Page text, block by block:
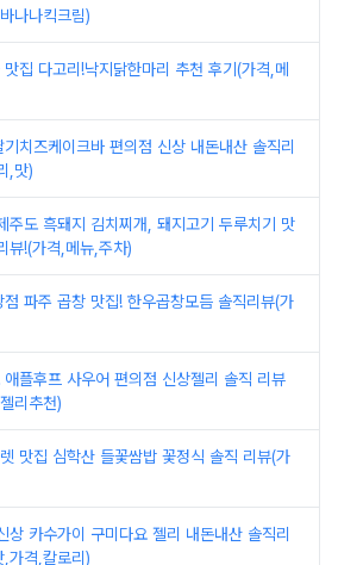
나나킥크림)
집 다고리!낙지닭한마리 추천 후기(가격,메
치즈케이크바 편의점 신상 내돈내산 솔직리
,맛)
주도 흑돼지 김치찌개, 돼지고기 두루치기 맛
뷰!(가격,메뉴,주차)
점 파주 곱창 맛집! 한우곱창모듬 솔직리뷰(가
플후프 사우어 편의점 신상젤리 솔직 리뷰
리추천)
맛집 심학산 들꽃쌈밥 꽃정식 솔직 리뷰(가
카수가이 구미다요 젤리 내돈내산 솔직리
,가격,칼로리)